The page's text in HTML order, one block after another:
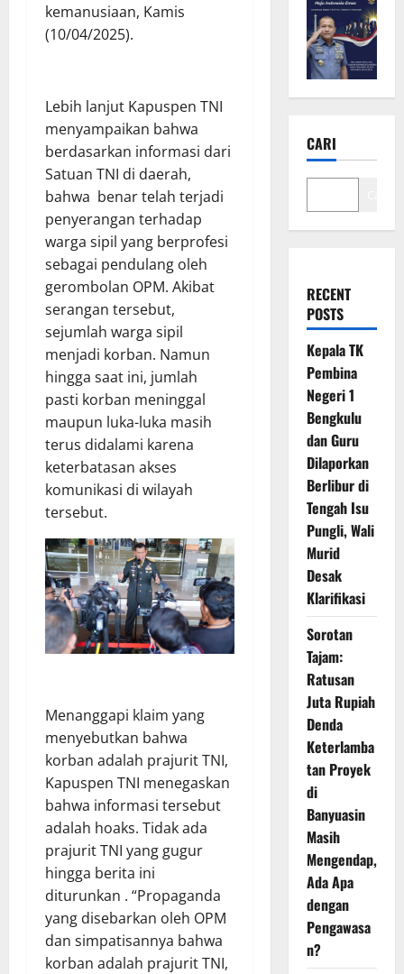
kemanusiaan, Kamis
(10/04/2025).
Lebih lanjut Kapuspen TNI
menyampaikan bahwa
berdasarkan informasi dari
Satuan TNI di daerah,
bahwa benar telah terjadi
penyerangan terhadap
warga sipil yang berprofesi
sebagai pendulang oleh
gerombolan OPM. Akibat
serangan tersebut,
sejumlah warga sipil
menjadi korban. Namun
hingga saat ini, jumlah
pasti korban meninggal
maupun luka-luka masih
terus didalami karena
keterbatasan akses
komunikasi di wilayah
tersebut.
Menanggapi klaim yang
menyebutkan bahwa
korban adalah prajurit TNI,
Kapuspen TNI menegaskan
bahwa informasi tersebut
adalah hoaks. Tidak ada
prajurit TNI yang gugur
hingga berita ini
diturunkan . “Propaganda
yang disebarkan oleh OPM
dan simpatisannya bahwa
korban adalah prajurit TNI,
CARI
RECENT
POSTS
Kepala TK
Pembina
Negeri 1
Bengkulu
dan Guru
Dilaporkan
Berlibur di
Tengah Isu
Pungli, Wali
Murid
Desak
Klarifikasi
Sorotan
Tajam:
Ratusan
Juta Rupiah
Denda
Keterlamba
tan Proyek
di
Banyuasin
Masih
Mengendap,
Ada Apa
dengan
Pengawasa
n?